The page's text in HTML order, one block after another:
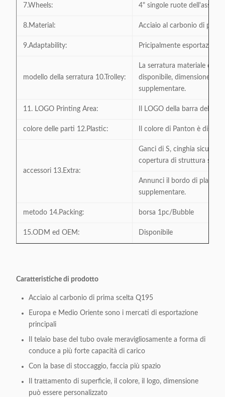
7.Wheels: 4" singole ruote dell'asse
8.Material: Acciaio al carbonio di
9.Adaptability: Pricipalmente
modello della serratura 10.Trolley:
La serratura materiale di
disponibile, dimensione
supplementare.
11. LOGO Printing Area: Il LOGO della barra della
colore delle parti 12.Plastic: Il colore di Panton è
accessori 13.Extra:
Ganci di S, cinghia sicura
copertura di struttura
Annunci il bordo di plastica
supplementare.
metodo 14.Packing: borsa 1pc/Bubble
15.ODM ed OEM: Disponibile
Caratteristiche di prodotto
Acciaio al carbonio di prima scelta Q195
Europa e Medio Oriente sono i mercati di esportazione
principali
Il telaio base del tubo ovale meravigliosamente a forma di
conduce a più forte capacità di carico
Con la base di stoccaggio, faccia più spazio
Il trattamento di superficie, il colore, il logo, dimensione
può essere personalizzato